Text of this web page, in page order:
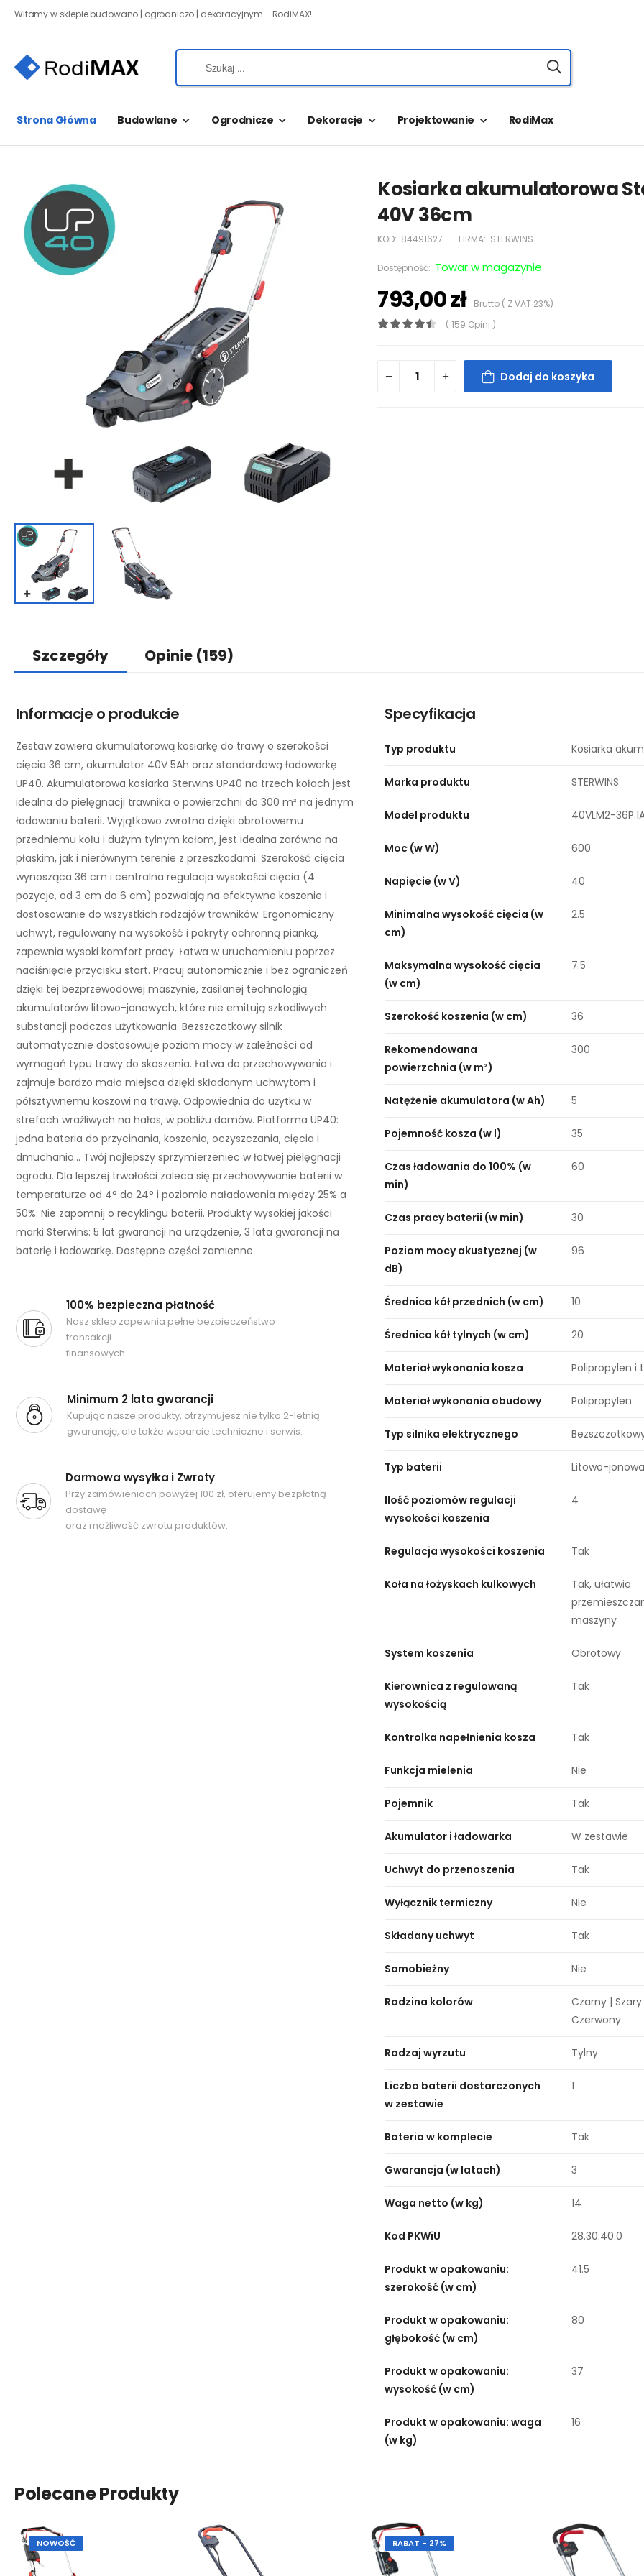
Witamy w sklepie budowano | ogrodniczo | dekoracyjnym - RodiMAX!
Strona Główna Budowlane Ogrodnicze Dekoracje Projektowanie RodiMax
Kosiarka akumulatorowa
40V 36cm
KOD: 84491627 FIRMA: STERWINS
Dostępność: Towar w magazynie
793,00 złBrutto ( Z VAT 23%)
( 159 Opini )
Dodaj do koszyka
Szczegóły Opinie (159)
Informacje o produkcie
Zestaw zawiera akumulatorową kosiarkę do trawy o szerokości
cięcia 36 cm, akumulator 40V 5Ah oraz standardową ładowarkę
UP40. Akumulatorowa kosiarka Sterwins UP40 na trzech kołach jest
idealna do pielęgnacji trawnika o powierzchni do 300 m² na jednym
ładowaniu baterii. Wyjątkowo zwrotna dzięki obrotowemu
przedniemu kołu i dużym tylnym kołom, jest idealna zarówno na
płaskim, jak i nierównym terenie z przeszkodami. Szerokość cięcia
wynosząca 36 cm i centralna regulacja wysokości cięcia (4
pozycje, od 3 cm do 6 cm) pozwalają na efektywne koszenie i
dostosowanie do wszystkich rodzajów trawników. Ergonomiczny
uchwyt, regulowany na wysokość i pokryty ochronną pianką,
zapewnia wysoki komfort pracy. Łatwa w uruchomieniu poprzez
naciśnięcie przycisku start. Pracuj autonomicznie i bez ograniczeń
dzięki tej bezprzewodowej maszynie, zasilanej technologią
akumulatorów litowo-jonowych, które nie emitują szkodliwych
substancji podczas użytkowania. Bezszczotkowy silnik
automatycznie dostosowuje poziom mocy w zależności od
wymagań typu trawy do skoszenia. Łatwa do przechowywania i
zajmuje bardzo mało miejsca dzięki składanym uchwytom i
półsztywnemu koszowi na trawę. Odpowiednia do użytku w
strefach wrażliwych na hałas, w pobliżu domów. Platforma UP40:
jedna bateria do przycinania, koszenia, oczyszczania, cięcia i
dmuchania... Twój najlepszy sprzymierzeniec w łatwej pielęgnacji
ogrodu. Dla lepszej trwałości zaleca się przechowywanie baterii w
temperaturze od 4° do 24° i poziomie naładowania między 25% a
50%. Nie zapomnij o recyklingu baterii. Produkty wysokiej jakości
marki Sterwins: 5 lat gwarancji na urządzenie, 3 lata gwarancji na
baterię i ładowarkę. Dostępne części zamienne.
100% bezpieczna płatność
Nasz sklep zapewnia pełne bezpieczeństwo
transakcji
finansowych.
Minimum 2 lata gwarancji
Kupując nasze produkty, otrzymujesz nie tylko 2-letnią
gwarancję, ale także wsparcie techniczne i serwis.
Darmowa wysyłka i Zwroty
Przy zamówieniach powyżej 100 zł, oferujemy bezpłatną
dostawę
oraz możliwość zwrotu produktów.
Specyfikacja
Typ produktu Kosiarka
Marka produktu STERWINS
Model produktu 40VLM2-
Moc (w W) 600
Napięcie (w V) 40
Minimalna wysokość cięcia (w
cm)
2.5
Maksymalna wysokość cięcia
(w cm)
7.5
Szerokość koszenia (w cm) 36
Rekomendowana
powierzchnia (w m²)
300
Natężenie akumulatora (w Ah) 5
Pojemność kosza (w l) 35
Czas ładowania do 100% (w
min)
60
Czas pracy baterii (w min) 30
Poziom mocy akustycznej (w
dB)
96
Średnica kół przednich (w cm) 10
Średnica kół tylnych (w cm) 20
Materiał wykonania kosza Polipropylen i
Materiał wykonania obudowy Polipropylen
Typ silnika elektrycznego
Typ baterii Litowo-jonowa
Ilość poziomów regulacji
wysokości koszenia
4
Regulacja wysokości koszenia Tak
Koła na łożyskach kulkowych
Tak, ułatwia
maszyny
System koszenia Obrotowy
Kierownica z regulowaną
wysokością
Tak
Kontrolka napełnienia kosza Tak
Funkcja mielenia Nie
Pojemnik Tak
Akumulator i ładowarka W zestawie
Uchwyt do przenoszenia Tak
Wyłącznik termiczny Nie
Składany uchwyt Tak
Samobieżny Nie
Rodzina kolorów
Czarny |
Czerwony
Rodzaj wyrzutu Tylny
Liczba baterii dostarczonych
w zestawie
1
Bateria w komplecie Tak
Gwarancja (w latach) 3
Waga netto (w kg) 14
Kod PKWiU 28.30.40.0
Produkt w opakowaniu:
szerokość (w cm)
41.5
Produkt w opakowaniu:
głębokość (w cm)
80
Produkt w opakowaniu:
wysokość (w cm)
37
Produkt w opakowaniu: waga
(w kg)
16
Polecane Produkty
NOWOŚĆ RABAT - 27%